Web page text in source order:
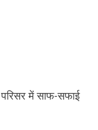
परिसर में साफ-सफाई